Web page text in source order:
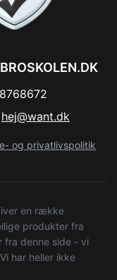
hej@want.dk
og privatlivspolitik
en række
produkter fra
fra denne side - vi
har heller ikke